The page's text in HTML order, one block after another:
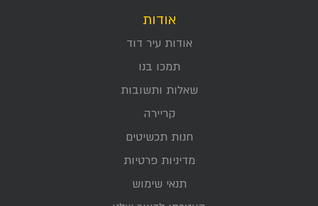
אודות
אודות עיר דוד
תמכו בנו
שאלות ותשובות
קריירה
חנות תכשיטים
מדיניות פרטיות
תנאי שימוש